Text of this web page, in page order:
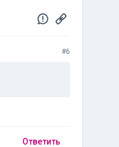
#6
Ответить